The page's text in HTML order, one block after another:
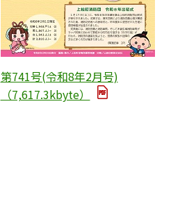
第741号(令和8年2月号)
（7,617.3kbyte）